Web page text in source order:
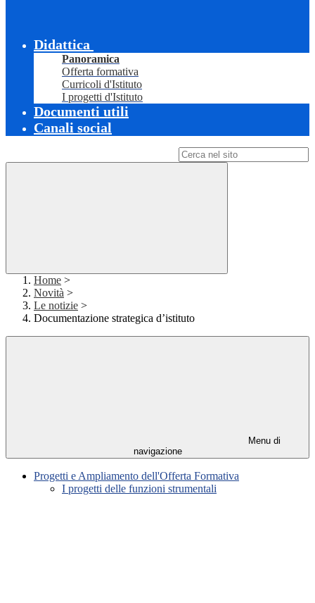
Didattica
Panoramica
Offerta formativa
Curricoli d'Istituto
I progetti d'Istituto
Documenti utili
Canali social
Home >
Novità >
Le notizie >
Documentazione strategica d’istituto
Menu di
navigazione
Progetti e Ampliamento dell'Offerta Formativa
I progetti delle funzioni strumentali